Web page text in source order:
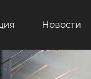
Новости